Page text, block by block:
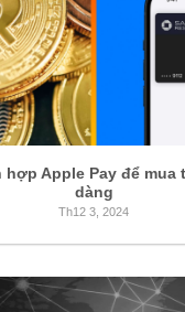
hợp Apple Pay để mua
dàng
Th12 3, 2024